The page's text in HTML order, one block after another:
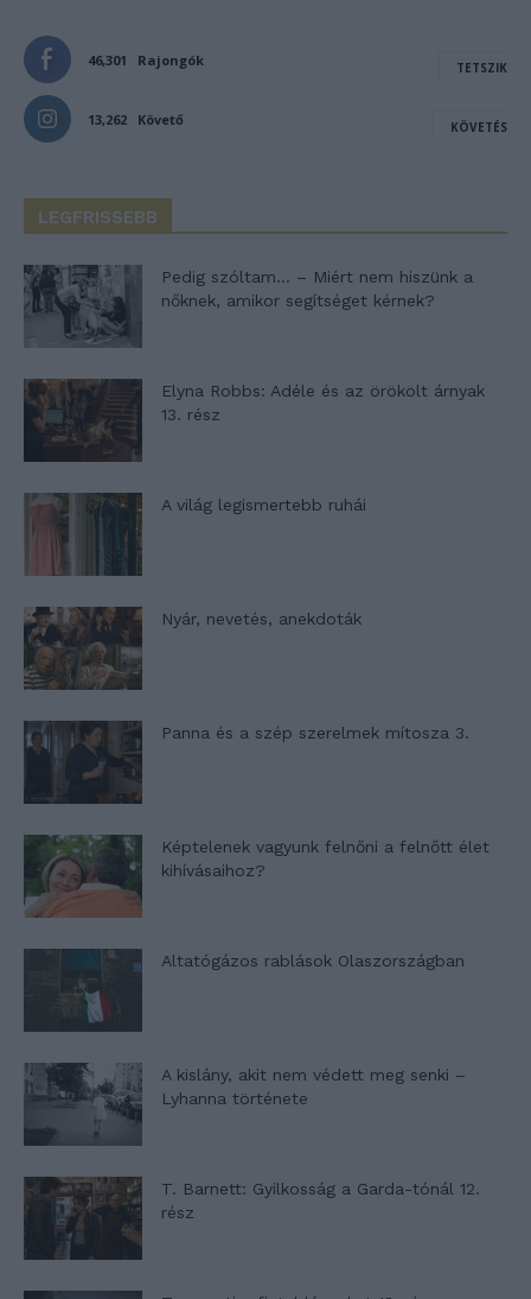
46,301 Rajongók TETSZIK
13,262 Követő KÖVETÉS
LEGFRISSEBB
Pedig szóltam… – Miért nem hiszünk a
nőknek, amikor segítséget kérnek?
Elyna Robbs: Adéle és az örökölt árnyak
13. rész
A világ legismertebb ruhái
Nyár, nevetés, anekdoták
Panna és a szép szerelmek mítosza 3.
Képtelenek vagyunk felnőni a felnőtt élet
kihívásaihoz?
Altatógázos rablások Olaszországban
A kislány, akit nem védett meg senki –
Lyhanna története
T. Barnett: Gyilkosság a Garda-tónál 12.
rész